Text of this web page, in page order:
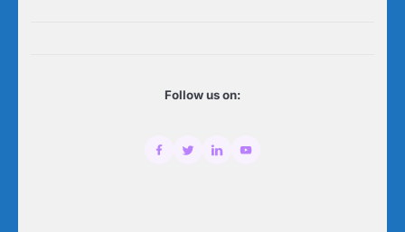
Follow us on: